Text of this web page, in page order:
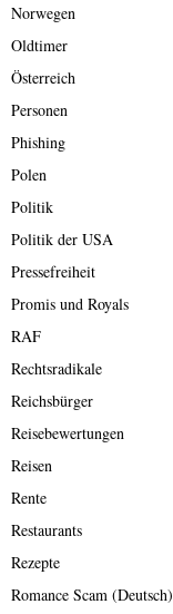
Norwegen
Oldtimer
Österreich
Personen
Phishing
Polen
Politik
Politik der USA
Pressefreiheit
Promis und Royals
RAF
Rechtsradikale
Reichsbürger
Reisebewertungen
Reisen
Rente
Restaurants
Rezepte
Romance Scam (Deutsch)